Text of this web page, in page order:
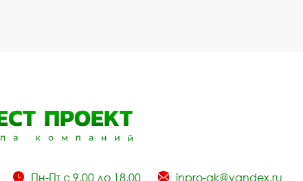
Пн-Пт с 9.00 до 18.00 inpro-gk@yandex.ru